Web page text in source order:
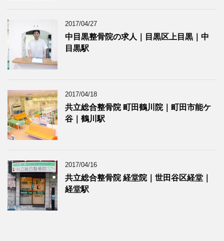
2017/04/27
中目黒整骨院の求人｜目黒区上目黒｜中
目黒駅
2017/04/18
共立総合整骨院 町田鶴川院｜町田市能ケ
谷｜鶴川駅
2017/04/16
共立総合整骨院 経堂院｜世田谷区経堂｜
経堂駅